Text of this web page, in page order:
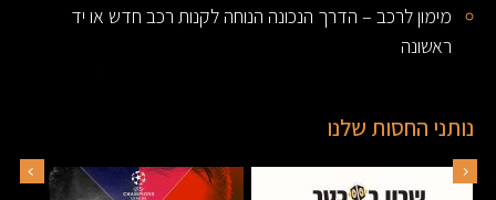
מימון לרכב – הדרך הנכונה הנוחה לקנות רכב חדש או יד
ראשונה
נותני החסות שלנו